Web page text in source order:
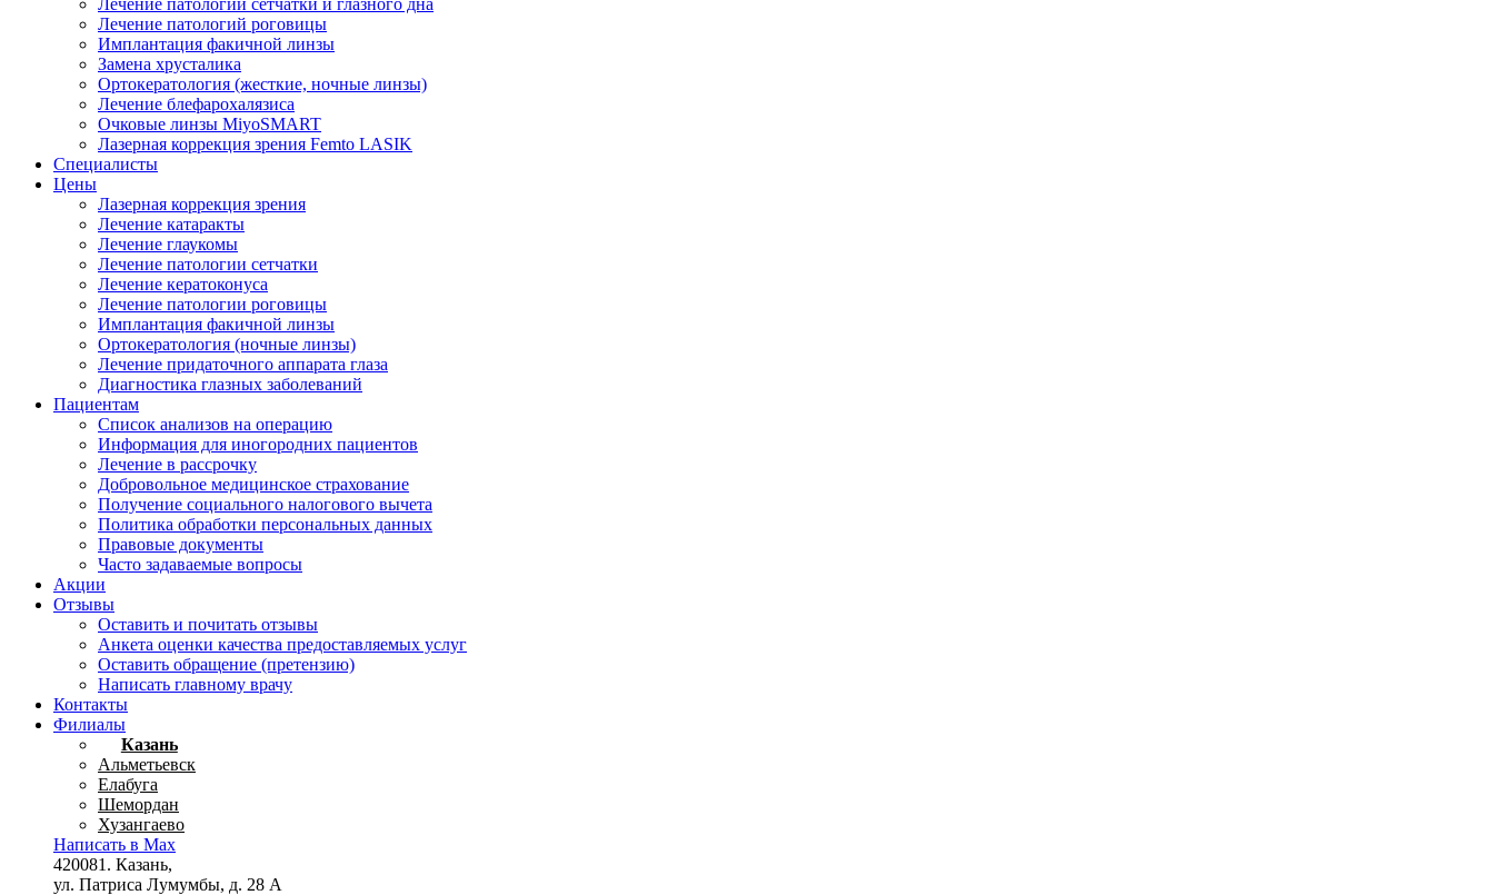
Лечение патологий сетчатки и глазного дна
Лечение патологий роговицы
Имплантация факичной линзы
Замена хрусталика
Ортокератология (жесткие, ночные линзы)
Лечение блефарохалязиса
Очковые линзы MiyoSMART
Лазерная коррекция зрения Femto LASIK
Специалисты
Цены
Лазерная коррекция зрения
Лечение катаракты
Лечение глаукомы
Лечение патологии сетчатки
Лечение кератоконуса
Лечение патологии роговицы
Имплантация факичной линзы
Ортокератология (ночные линзы)
Лечение придаточного аппарата глаза
Диагностика глазных заболеваний
Пациентам
Список анализов на операцию
Информация для иногородних пациентов
Лечение в рассрочку
Добровольное медицинское страхование
Получение социального налогового вычета
Политика обработки персональных данных
Правовые документы
Часто задаваемые вопросы
Акции
Отзывы
Оставить и почитать отзывы
Анкета оценки качества предоставляемых услуг
Оставить обращение (претензию)
Написать главному врачу
Контакты
Филиалы
Казань
Альметьевск
Елабуга
Шемордан
Хузангаево
Написать в Max
420081. Казань,
ул. Патриса Лумумбы, д. 28 А